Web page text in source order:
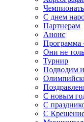
С днем
Партнерам
Анонс
Программа
Они не
Турнир
Подводим
С новым
С
С